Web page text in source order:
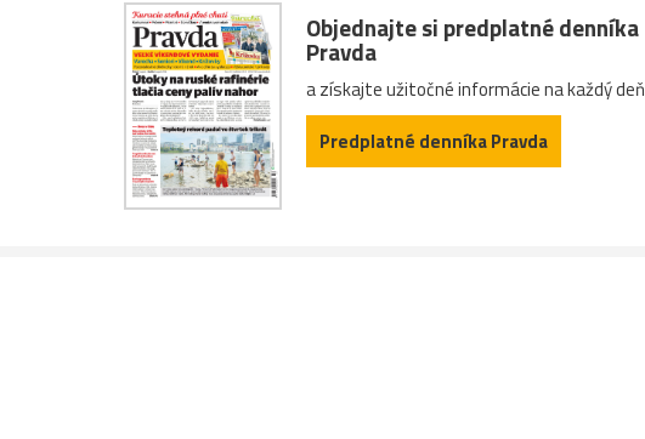
Objednajte si predplatné denníka
Pravda
a získajte užitočné informácie na každý deň
Predplatné denníka Pravda